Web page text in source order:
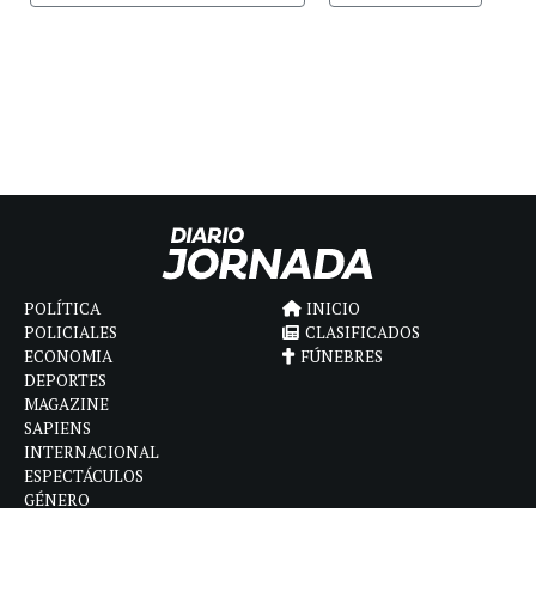
POLÍTICA
POLICIALES
ECONOMIA
DEPORTES
MAGAZINE
SAPIENS
INTERNACIONAL
ESPECTÁCULOS
GÉNERO
INICIO
CLASIFICADOS
FÚNEBRES